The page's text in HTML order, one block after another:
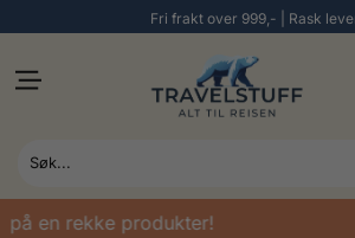
Fri frakt over 999,- | Rask
på en rekke produkter!